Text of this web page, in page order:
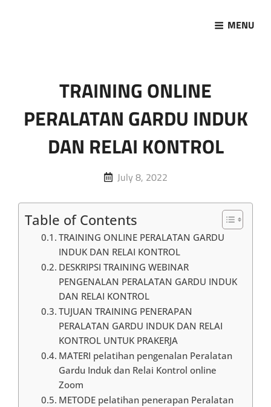
MENU
TRAINING ONLINE
PERALATAN GARDU INDUK
DAN RELAI KONTROL
Posted
July 8, 2022
Table of Contents
TRAINING ONLINE PERALATAN GARDU
INDUK DAN RELAI KONTROL
DESKRIPSI TRAINING WEBINAR
PENGENALAN PERALATAN GARDU INDUK
DAN RELAI KONTROL
TUJUAN TRAINING PENERAPAN
PERALATAN GARDU INDUK DAN RELAI
KONTROL UNTUK PRAKERJA
MATERI pelatihan pengenalan Peralatan
Gardu Induk dan Relai Kontrol online
Zoom
METODE pelatihan penerapan Peralatan